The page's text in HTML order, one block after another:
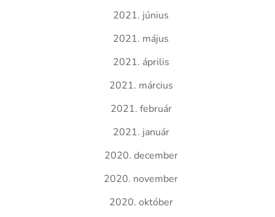
2021. június
2021. május
2021. április
2021. március
2021. február
2021. január
2020. december
2020. november
2020. október